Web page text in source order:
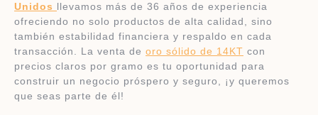
Unidos llevamos más de 36 años de experiencia
ofreciendo no solo productos de alta calidad, sino
también estabilidad financiera y respaldo en cada
transacción. La venta de oro sólido de 14KT con
precios claros por gramo es tu oportunidad para
construir un negocio próspero y seguro, ¡y queremos
que seas parte de él!